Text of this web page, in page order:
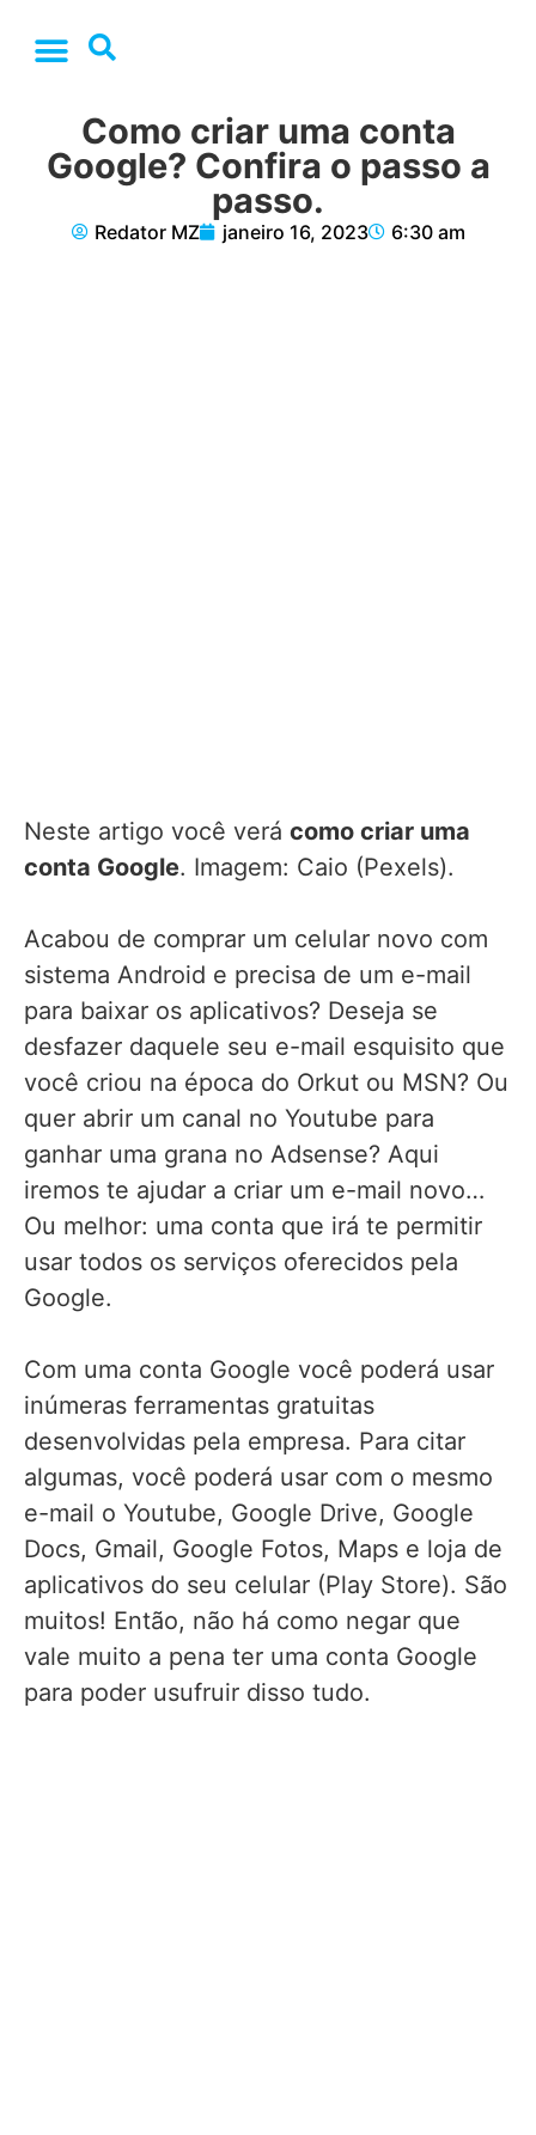
Como criar uma conta
Google? Confira o passo a
passo.
Redator MZ janeiro 16, 2023 6:30 am
Neste artigo você verá como criar uma
conta Google. Imagem: Caio (Pexels).
Acabou de comprar um celular novo com
sistema Android e precisa de um e-mail
para baixar os aplicativos? Deseja se
desfazer daquele seu e-mail esquisito que
você criou na época do Orkut ou MSN? Ou
quer abrir um canal no Youtube para
ganhar uma grana no Adsense? Aqui
iremos te ajudar a criar um e-mail novo…
Ou melhor: uma conta que irá te permitir
usar todos os serviços oferecidos pela
Google.
Com uma conta Google você poderá usar
inúmeras ferramentas gratuitas
desenvolvidas pela empresa. Para citar
algumas, você poderá usar com o mesmo
e-mail o Youtube, Google Drive, Google
Docs, Gmail, Google Fotos, Maps e loja de
aplicativos do seu celular (Play Store). São
muitos! Então, não há como negar que
vale muito a pena ter uma conta Google
para poder usufruir disso tudo.